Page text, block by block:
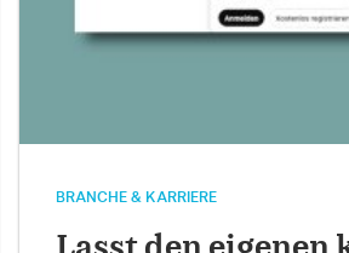
BRANCHE & KARRIERE